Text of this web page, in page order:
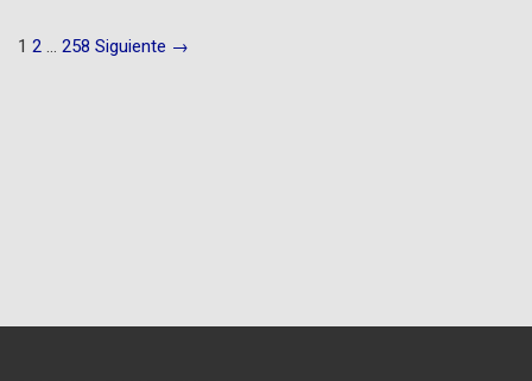
1 2 … 258 Siguiente →